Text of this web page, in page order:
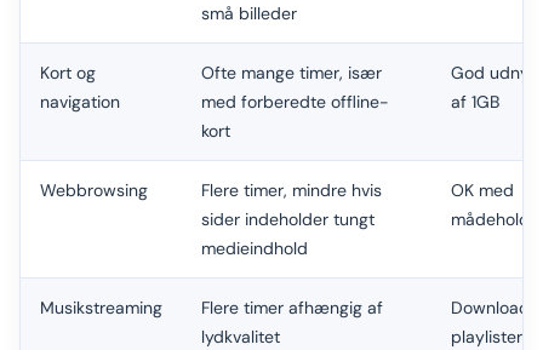
små billeder
Kort og
navigation
Ofte mange timer, især
med forberedte offline-
kort
God
af 1GB
Webbrowsing
Flere timer, mindre hvis
sider indeholder tungt
medieindhold
OK med
mådehold
Musikstreaming
Flere timer afhængig af
lydkvalitet
Download
playlister